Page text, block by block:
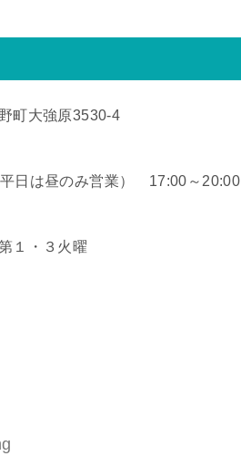
町大強原3530-4
日は昼のみ営業） 17:00～20:00
１・３火曜